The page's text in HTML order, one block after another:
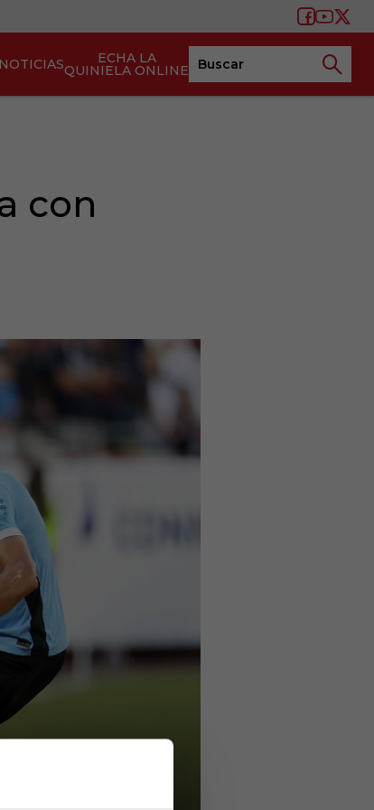
NOTICIAS ECHA LA
QUINIELA ONLINE
con